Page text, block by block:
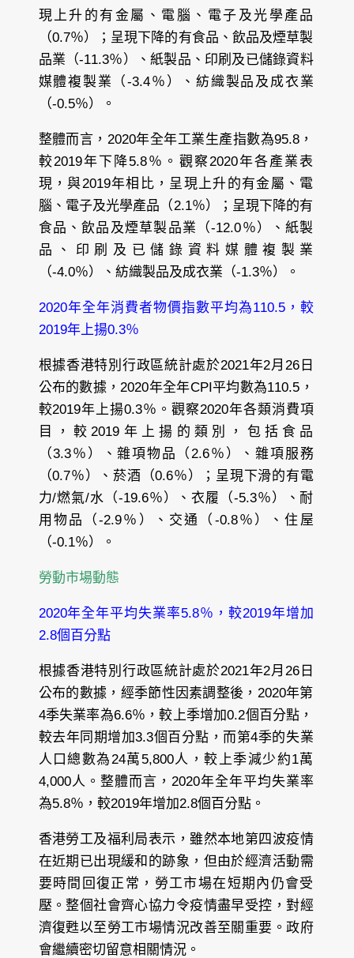
現上升的有金屬、電腦、電子及光學產品
（0.7％）；呈現下降的有食品、飲品及煙草製
品業（-11.3％）、紙製品、印刷及已儲錄資料
媒體複製業（-3.4％）、紡織製品及成衣業
（-0.5％）。
整體而言，2020年全年工業生產指數為95.8，
較2019年下降5.8％。觀察2020年各產業表
現，與2019年相比，呈現上升的有金屬、電
腦、電子及光學產品（2.1％）；呈現下降的有
食品、飲品及煙草製品業（-12.0％）、紙製
品、印刷及已儲錄資料媒體複製業
（-4.0％）、紡織製品及成衣業（-1.3％）。
2020年全年消費者物價指數平均為110.5，較
2019年上揚0.3％
根據香港特別行政區統計處於2021年2月26日
公布的數據，2020年全年CPI平均數為110.5，
較2019年上揚0.3％。觀察2020年各類消費項
目，較2019年上揚的類別，包括食品
（3.3％）、雜項物品（2.6％）、雜項服務
（0.7％）、菸酒（0.6％）；呈現下滑的有電
力/燃氣/水（-19.6％）、衣履（-5.3％）、耐
用物品（-2.9％）、交通（-0.8％）、住屋
（-0.1％）。
勞動市場動態
2020年全年平均失業率5.8％，較2019年增加
2.8個百分點
根據香港特別行政區統計處於2021年2月26日
公布的數據，經季節性因素調整後，2020年第
4季失業率為6.6％，較上季增加0.2個百分點，
較去年同期增加3.3個百分點，而第4季的失業
人口總數為24萬5,800人，較上季減少約1萬
4,000人。整體而言，2020年全年平均失業率
為5.8％，較2019年增加2.8個百分點。
香港勞工及福利局表示，雖然本地第四波疫情
在近期已出現緩和的跡象，但由於經濟活動需
要時間回復正常，勞工市場在短期內仍會受
壓。整個社會齊心協力令疫情盡早受控，對經
濟復甦以至勞工市場情況改善至關重要。政府
會繼續密切留意相關情況。